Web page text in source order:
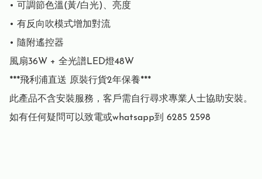
• 可調節色溫(黃/白光)、亮度
• 有反向吹模式增加對流
• 隨附遙控器
風扇36W + 全光譜LED燈48W
***飛利浦直送 原裝行貨2年保養***
此產品不含安裝服務，客戶需自行尋求專業人士協助安裝。
如有任何疑問可以致電或whatsapp到 6285 2598